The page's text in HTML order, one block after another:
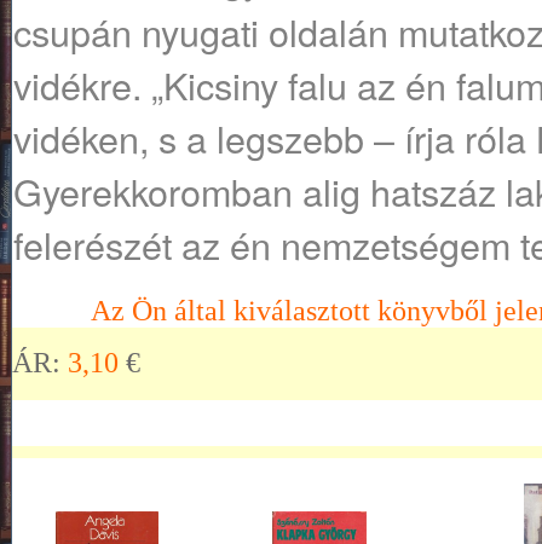
csupán nyugati oldalán
vidékre. „Kicsiny falu az én
vidéken, s a legszebb – írja róla
Gyerekkoromban alig hatszáz
felerészét az én nemzetségem
Az Ön által kiválasztott könyvből
ÁR: 3,10 €